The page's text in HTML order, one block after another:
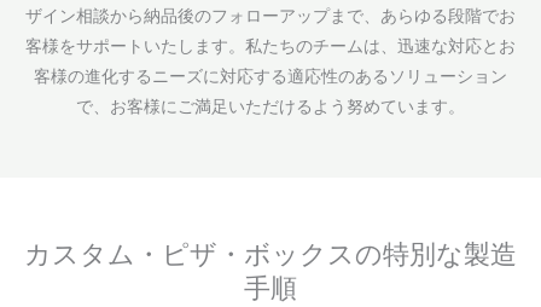
ザイン相談から納品後のフォローアップまで、あらゆる段階でお
客様をサポートいたします。私たちのチームは、迅速な対応とお
客様の進化するニーズに対応する適応性のあるソリューション
で、お客様にご満足いただけるよう努めています。
カスタム・ピザ・ボックスの特別な製造
手順